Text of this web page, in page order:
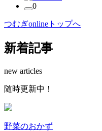
0
つむぎonlineトップへ
新着記事
new articles
随時更新中 ！
野菜のおかず